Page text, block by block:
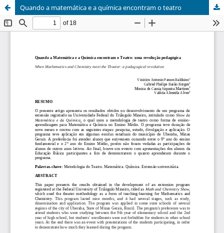
Quando a matemática e a química encontram o teatro